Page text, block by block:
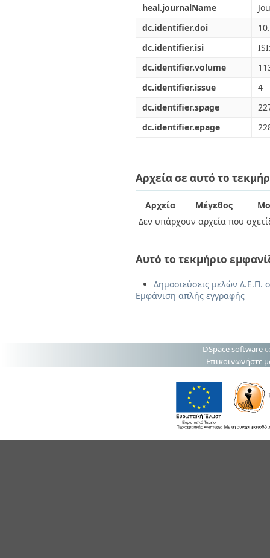
heal.journalName
dc.identifier.doi
dc.identifier.isi
dc.identifier.volume
dc.identifier.issue
4
dc.identifier.spage
dc.identifier.epage
Αρχεία σε αυτό το
Αρχεία Μέγεθος
Δεν υπάρχουν αρχεία που
Αυτό το τεκμήριο
Δημοσιεύσεις μελών Δ.Ε.Π.
Εμφάνιση απλής εγγραφής
DSpace software
Επικοινωνήστε